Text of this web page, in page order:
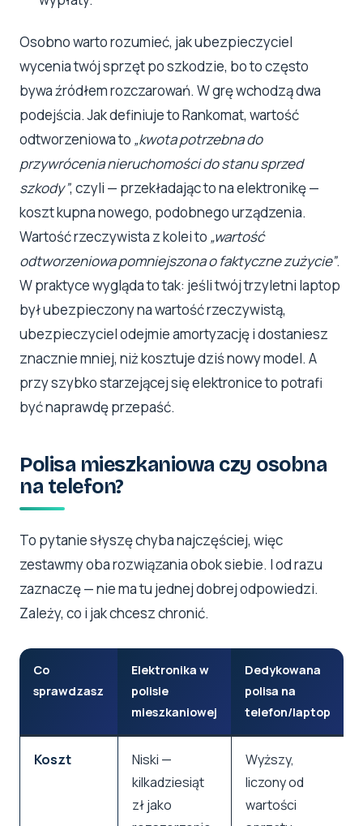
Osobno warto rozumieć, jak ubezpieczyciel
wycenia twój sprzęt po szkodzie, bo to często
bywa źródłem rozczarowań. W grę wchodzą dwa
podejścia. Jak definiuje to Rankomat, wartość
odtworzeniowa to „kwota potrzebna do
przywrócenia nieruchomości do stanu sprzed
szkody”, czyli — przekładając to na elektronikę —
koszt kupna nowego, podobnego urządzenia.
Wartość rzeczywista z kolei to „wartość
odtworzeniowa pomniejszona o faktyczne zużycie”.
W praktyce wygląda to tak: jeśli twój trzyletni laptop
był ubezpieczony na wartość rzeczywistą,
ubezpieczyciel odejmie amortyzację i dostaniesz
znacznie mniej, niż kosztuje dziś nowy model. A
przy szybko starzejącej się elektronice to potrafi
być naprawdę przepaść.
Polisa mieszkaniowa czy osobna
na telefon?
To pytanie słyszę chyba najczęściej, więc
zestawmy oba rozwiązania obok siebie. I od razu
zaznaczę — nie ma tu jednej dobrej odpowiedzi.
Zależy, co i jak chcesz chronić.
Co
sprawdzasz
Elektronika w
polisie
mieszkaniowej
Dedykowana
polisa na
telefon/laptop
Koszt
Niski —
kilkadziesiąt
zł jako
Wyższy,
liczony od
wartości